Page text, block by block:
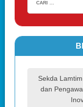
Sekda
dan